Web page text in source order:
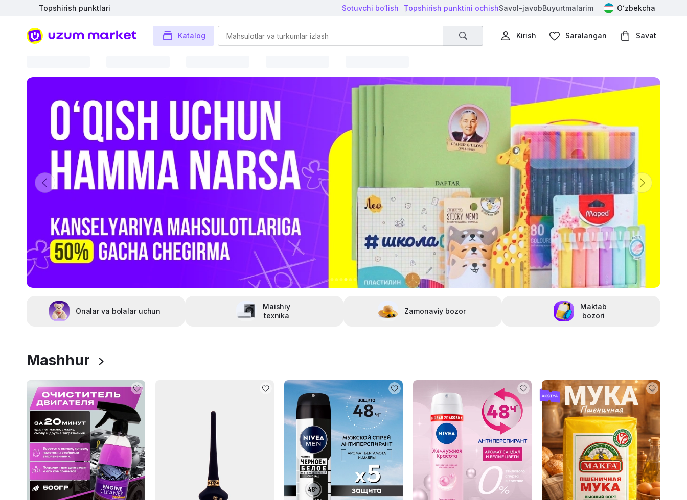
Topshirish punktlari Sotuvchi bo‘lish Topshirish punktini ochishSavol-javobBuyurtmalarim Оʻzbekcha
Katalog Kirish Saralangan Savat
Onalar va bolalar uchun
Maishiy
texnika
Zamonaviy bozor
Maktab
bozori
Mashhur